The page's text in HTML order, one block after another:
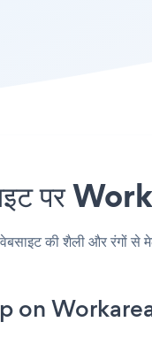
की शैली और रंगों
on